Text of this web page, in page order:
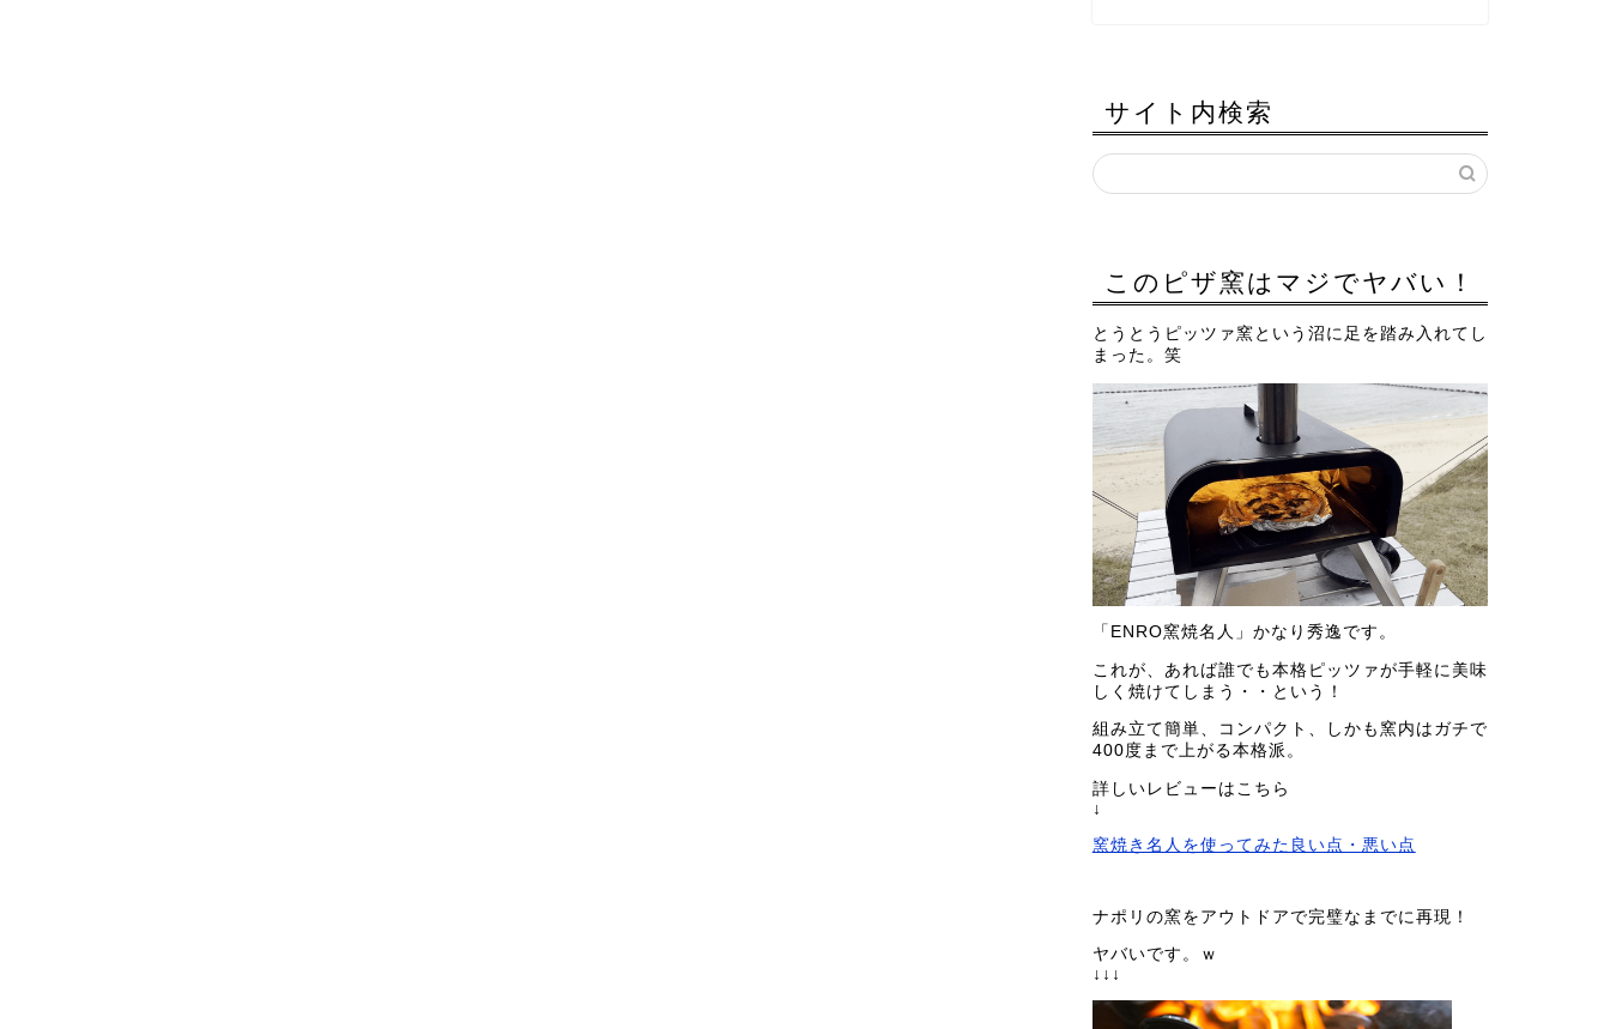
サイト内検索
このピザ窯はマジでヤバい！
とうとうピッツァ窯という沼に足を踏み入れてし
まった。笑
「ENRO窯焼名人」かなり秀逸です。
これが、あれば誰でも本格ピッツァが手軽に美味
しく焼けてしまう・・という！
組み立て簡単、コンパクト、しかも窯内はガチで
400度まで上がる本格派。
詳しいレビューはこちら
↓
窯焼き名人を使ってみた良い点・悪い点
ナポリの窯をアウトドアで完璧なまでに再現！
ヤバいです。ｗ
↓↓↓